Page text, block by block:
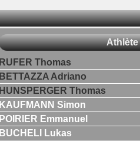
Athlète
RUFER Thomas
BETTAZZA Adriano
HUNSPERGER Thomas
KAUFMANN Simon
POIRIER Emmanuel
BUCHELI Lukas